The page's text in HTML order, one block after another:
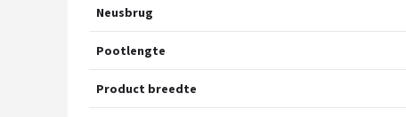
Neusbrug
Pootlengte
Product breedte